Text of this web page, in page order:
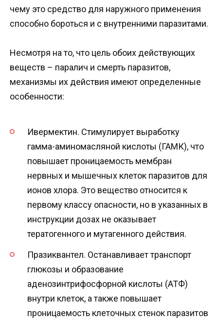
чему это средство для наружного применения
способно бороться и с внутренними паразитами.
Несмотря на то, что цель обоих действующих
веществ – паралич и смерть паразитов,
механизмы их действия имеют определенные
особенности:
Ивермектин. Стимулирует выработку
гамма-аминомасляной кислоты (ГАМК), что
повышает проницаемость мембран
нервных и мышечных клеток паразитов для
ионов хлора. Это вещество относится к
первому классу опасности, но в указанных в
инструкции дозах не оказывает
тератогенного и мутагенного действия.
Празиквантел. Останавливает транспорт
глюкозы и образование
аденозинтрифосфорной кислоты (АТФ)
внутри клеток, а также повышает
проницаемость клеточных стенок паразитов